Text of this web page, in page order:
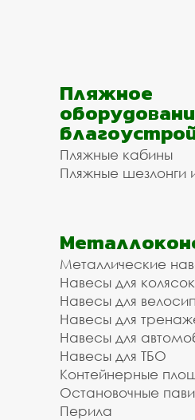
Пляжное
Пляжные кабины
Пляжные шезлонги
Металлические
Навесы для колясок
Навесы для
Навесы для
Навесы для
Навесы для ТБО
Контейнерные
Остановочные
Перила